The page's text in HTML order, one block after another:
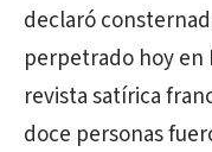
declaró
perpetrado hoy en
revista satírica
doce personas